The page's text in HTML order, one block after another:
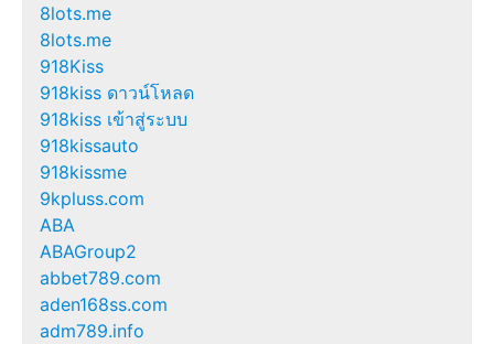
8lots.me
8lots.me
918Kiss
918kiss ดาวน์โหลด
918kiss เข้าสู่ระบบ
918kissauto
918kissme
9kpluss.com
ABA
ABAGroup2
abbet789.com
aden168ss.com
adm789.info